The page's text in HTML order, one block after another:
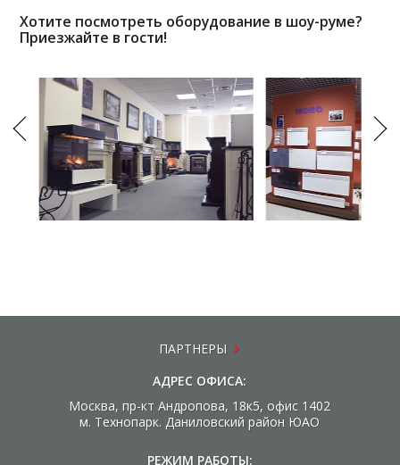
Хотите посмотреть оборудование в шоу-руме?
Приезжайте в гости!
ПАРТНЕРЫ
АДРЕС ОФИСА:
Москва, пр-кт Андропова, 18к5, офис 1402
м. Технопарк. Даниловский район ЮАО
РЕЖИМ РАБОТЫ: